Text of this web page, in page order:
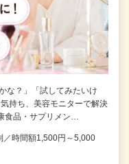
な？」「試してみたいけ
持ち、美容モニターで解決
食品・サプリメン…
／時間額1,500円～5,000